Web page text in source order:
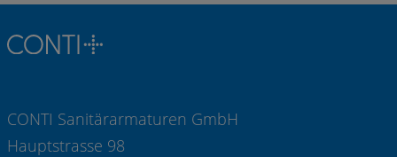
CONTI Sanitärarmaturen GmbH
Hauptstrasse 98